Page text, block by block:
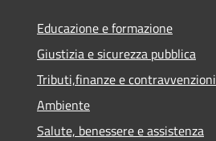
Educazione e formazione
Giustizia e sicurezza pubblica
Tributi,finanze e contravvenzioni
Ambiente
Salute, benessere e assistenza